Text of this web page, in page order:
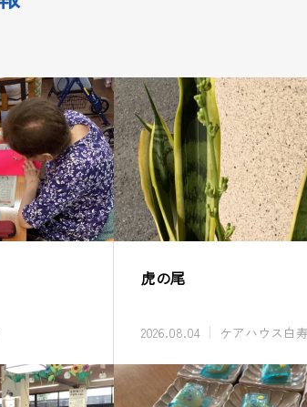
虎の尾
2026.08.04 ケアハウス白寿